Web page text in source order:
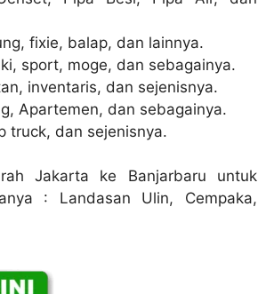
fixie, balap, dan lainnya.
sport, moge, dan sebagainya.
inventaris, dan sejenisnya.
Apartemen, dan sebagainya.
truck, dan sejenisnya.
Jakarta ke Banjarbaru untuk
: Landasan Ulin, Cempaka,